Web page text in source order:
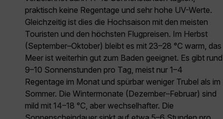
praktisch keine Regentage und sehr hohe UV-Werte.
Gleichzeitig ist dies die Hochsaison mit den meisten
Touristen und den höchsten Flugpreisen. Im Herbst
(September–Oktober) bleibt es mit 23–28 °C warm, das
Meer ist weiterhin gut zum Baden geeignet. Es gibt rund
9–10 Sonnenstunden pro Tag, meist nur 1–4
Regentage im Monat und spürbar weniger Trubel als im
Sommer. Die Wintermonate (Dezember–Februar) sind
mild mit 14–18 °C, aber wechselhafter. Die